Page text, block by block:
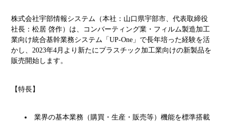
株式会社宇部情報システム（本社：山口県宇部市、代表取締役
社長：松居 啓作）は、コンバーティング業・フィルム製造加工
業向け統合基幹業務システム「UP-One」で長年培った経験を活
かし、2023年4月より新たにプラスチック加工業向けの新製品を
販売開始します。
【特長】
業界の基本業務（購買・生産・販売等）機能を標準搭載